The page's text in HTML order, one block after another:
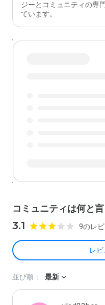
ジーとコミュニティの専
ています。
コミュニティは何と
3.1 9のレ
レ
並び順： 最新